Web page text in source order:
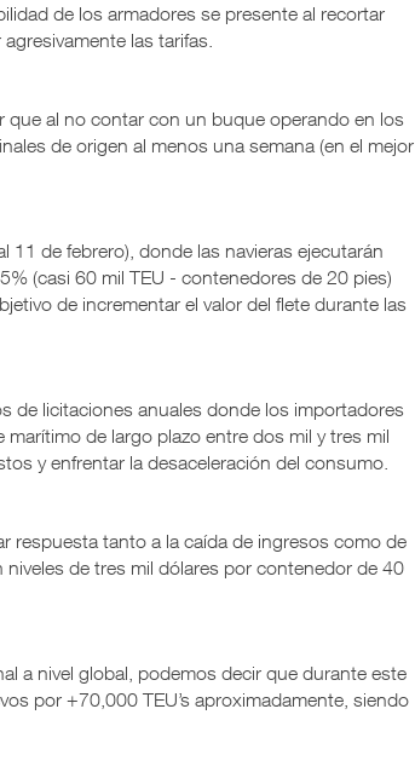
de los armadores se presente al recortar
las tarifas.
que al no contar con un buque operando en los
de origen al menos una semana (en el mejor
11 de febrero), donde las navieras ejecutarán
(casi 60 mil TEU - contenedores de 20 pies)
de incrementar el valor del flete durante las
de licitaciones anuales donde los importadores
de largo plazo entre dos mil y tres mil
y enfrentar la desaceleración del consumo.
respuesta tanto a la caída de ingresos como de
de tres mil dólares por contenedor de 40
a nivel global, podemos decir que durante este
por +70,000 TEU’s aproximadamente, siendo